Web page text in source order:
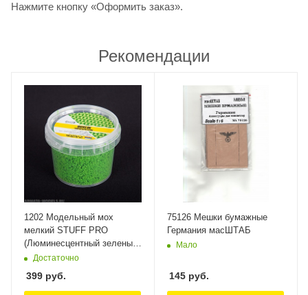
Нажмите кнопку «Оформить заказ».
Рекомендации
1202 Модельный мох
мелкий STUFF PRO
(Люминесцентный зеленый)
Звезда
Достаточно
399 руб.
75126 Мешки бумажные
Германия масШТАБ
Мало
145 руб.